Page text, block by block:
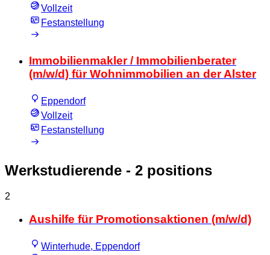
Vollzeit
Festanstellung
Immobilienmakler / Immobilienberater
(m/w/d) für Wohnimmobilien an der Alster
Eppendorf
Vollzeit
Festanstellung
Werkstudierende - 2 positions
2
Aushilfe für Promotionsaktionen (m/w/d)
Winterhude, Eppendorf